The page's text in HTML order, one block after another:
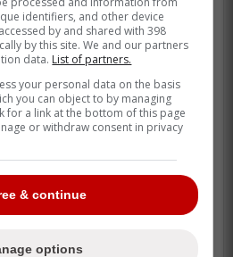
masse salariale.
reste fidèle à sa
encore une fois. Le
de bonnes mains.
identifiers, and other device
by and shared with 398
by this site. We and our partners
data. List of partners.
your personal data on the basis
you can object to by managing
for a link at the bottom of this page
or withdraw consent in privacy
& continue
options